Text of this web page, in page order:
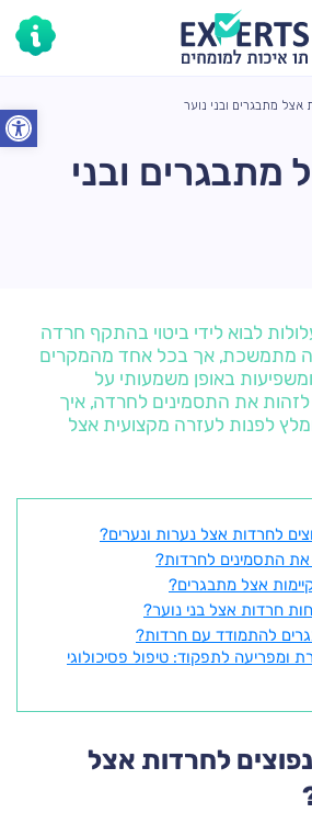
פתח אצל מתבגרים ובני נוער
מתבגרים ובני
לבוא לידי ביטוי בהתקף חרדה
מתמשכת, אך בכל אחד מהמקרים
באופן משמעותי על
לזהות את התסמינים לחרדה, איך
לפנות לעזרה מקצועית אצל
לחרדות אצל נערות ונערים?
את התסמינים לחרדות?
אצל מתבגרים?
חרדות אצל בני נוער?
להתמודד עם חרדות?
לתפקוד: טיפול פסיכולוגי
לחרדות אצל